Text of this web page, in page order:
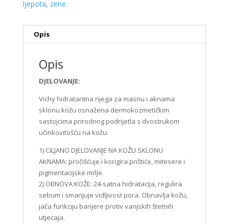
ljepota, zene
Opis
Opis
DJELOVANJE:
Vichy hidratantna njega za masnu i aknama
sklonu kožu osnažena dermokozmetičkim
sastojcima prirodnog podrijetla s dvostrukom
učinkovitošću na kožu:
1) CILJANO DJELOVANJE NA KOŽU SKLONU
AKNAMA: pročišćuje i korigira prištiće, mitesere i
pigmentacijske mrlje.
2) OBNOVA KOŽE: 24-satna hidratacija, regulira
sebum i smanjuje vidljivost pora. Obnavlja kožu,
jača funkciju barijere protiv vanjskih štetnih
utjecaja.